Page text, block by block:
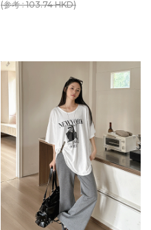
(参考 : 103.74 HKD)